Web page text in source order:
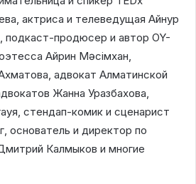
актриса и телеведущая Айнур
подкаст-продюсер и автор OY-
Айрин Мәсімхан,
адвокат Алматинской
Жанна Уразбахова,
стендап-комик и сценарист
основатель и директор по
Калмыков и многие